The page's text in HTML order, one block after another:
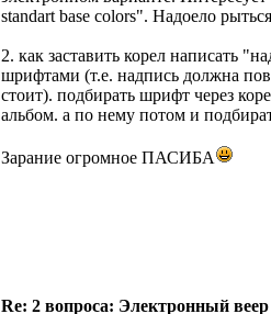
standart base colors". Надоело
2. как заставить корел написать
шрифтами (т.е. надпись должна
стоит). подбирать шрифт через
альбом. а по нему потом и
Зарание огромное ПАСИБА
Re: 2 вопроса: Электронный